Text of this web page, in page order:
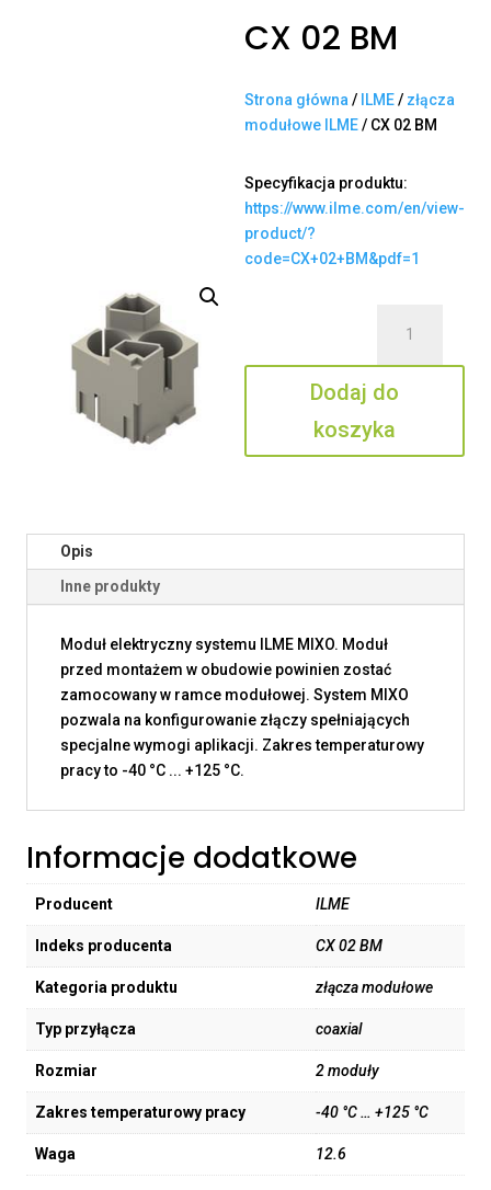
CX 02 BM
Strona główna / ILME/ złącza
modułowe ILME/ CX 02 BM
Specyfikacja produktu:
https://www.ilme.com/en/view-
product/?
code=CX+02+BM&pdf=1
02
BM
Dodaj do
koszyka
Opis
Inne produkty
Moduł elektryczny systemu ILME MIXO. Moduł
przed montażem w obudowie powinien zostać
zamocowany w ramce modułowej. System MIXO
pozwala na konfigurowanie złączy spełniających
specjalne wymogi aplikacji. Zakres temperaturowy
pracy to -40 °C ... +125 °C.
Informacje dodatkowe
Producent ILME
Indeks producenta CX 02 BM
Kategoria produktu złącza modułowe
Typ przyłącza coaxial
Rozmiar 2 moduły
Zakres temperaturowy pracy -40 °C … +125 °C
Waga 12.6